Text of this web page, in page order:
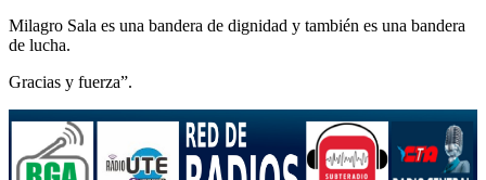
Milagro Sala es una bandera de dignidad y también es una bandera
de lucha.
Gracias y fuerza”.